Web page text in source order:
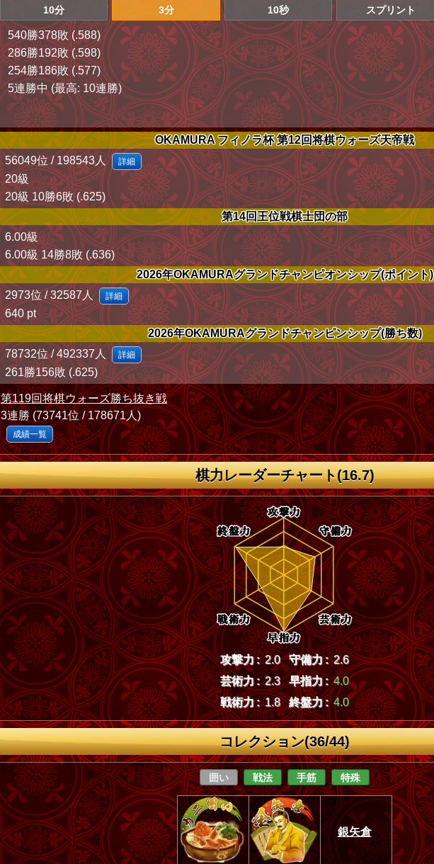
10分 3分 10秒 スプリント
540勝378敗 (.588)
286勝192敗 (.598)
254勝186敗 (.577)
5連勝中 (最高: 10連勝)
OKAMURA フィノラ杯 第12回将棋ウォーズ天帝戦
56049位 / 198543人 詳細
20級
20級 10勝6敗 (.625)
第14回王位戦棋士団の部
6.00級
6.00級 14勝8敗 (.636)
2026年OKAMURAグランドチャンピオンシップ(ポイント)
2973位 / 32587人 詳細
640 pt
2026年OKAMURAグランドチャンピンシップ(勝ち数)
78732位 / 492337人 詳細
261勝156敗 (.625)
第119回将棋ウォーズ勝ち抜き戦
3連勝 (73741位 / 178671人)
成績一覧
棋力レーダーチャート(16.7)
攻撃力 : 2.0 守備力 : 2.6
芸術力 : 2.3 早指力 : 4.0
戦術力 : 1.8 終盤力 : 4.0
コレクション(36/44)
囲い 戦法 手筋 特殊
銀矢倉